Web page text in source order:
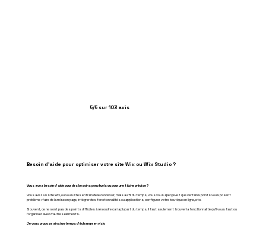
5/5 sur 103 avis
Besoin d'aide pour optimiser votre site Wix ou Wix Studio ?
Vous avez besoin d'aide pour des besoins ponctuels ou pour une tâche précise ?
Vous avez un site Wix, ou vous êtes entrain de le concevoir, mais au fil du temps, vous vous aperçevez que certains points vous posent
problème : faire de la mise en page, intégrer des fonctionnalités ou applications, configurer votre boutique en ligne, etc.
Souvent, ce ne sont pas des points difficiles à résoudre car la plupart du temps, il faut seulement trouver la fonctionnalité qu'il vous faut ou
l'organiser avec d'autres éléments.
Je vous propose ainsi un temps d'échange en visio